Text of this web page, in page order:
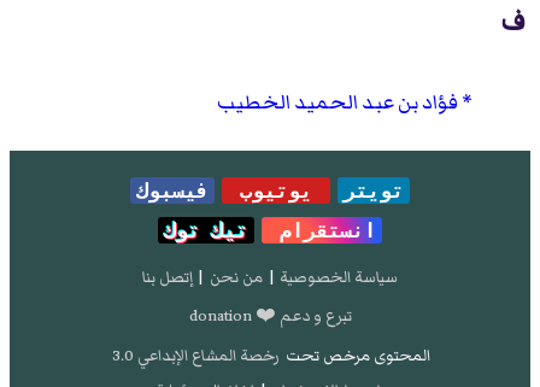
ف
فؤاد بن عبد الحميد الخطيب
تويتر يوتيوب
فيسبوك
انستقرام
تيك توك
سياسة الخصوصية | من نحن | إتصل بنا
تبرع و دعم ❤️ donation
المحتوى مرخص تحت رخصة المشاع الإبداعي 3.0